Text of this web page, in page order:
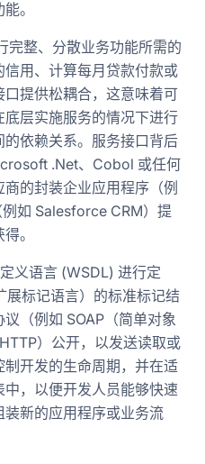
。
完整、分散业务功能所需的
用、计算每月贷款付款或
提供松耦合，这意味着可
层实施服务的情况下进行
依赖关系。服务接口背后
.Net、Cobol 或任何
的封装企业应用程序（例
如 Salesforce CRM）提
。
义语言 (WSDL) 进行定
标记语言）的标准标记结
（例如 SOAP（简单对象
）公开，以发送读取或
开发的生命周期，并在适
，以便开发人员能够快速
新的应用程序或业务流